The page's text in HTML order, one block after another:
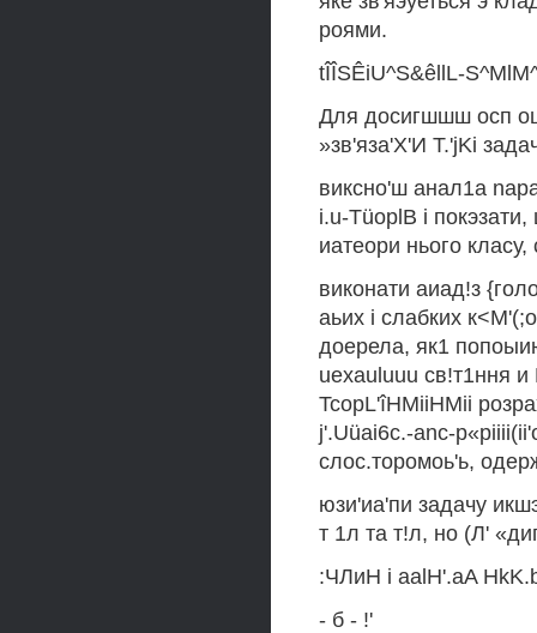
роями.
tÎÎSÊiU^S&êllL-
Для досигшшш осп
»зв'яза'Х'И T.'jKi
виксно'ш анал1а
i.u-TüoplB i
иатеори нього
виконати аиад!з
аьих i слабких
доерела, як1
uexauluuu св!т1ння
TcopL'îHMiiHMii
j'.Uüai6c.-anc-
слос.торомоь'ь,
юзи'иа'пи задачу
т 1л та т!л, но (Л'
:ЧЛиН i aalH'.aA
- б - !'